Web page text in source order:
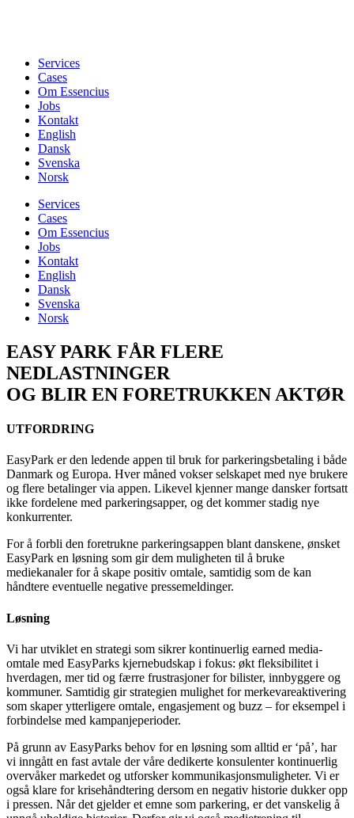
Services
Cases
Om Essencius
Jobs
Kontakt
English
Dansk
Svenska
Norsk
Services
Cases
Om Essencius
Jobs
Kontakt
English
Dansk
Svenska
Norsk
EASY PARK FÅR FLERE
NEDLASTNINGER
OG BLIR EN FORETRUKKEN AKTØR
UTFORDRING
EasyPark er den ledende appen til bruk for parkeringsbetaling i både
Danmark og Europa. Hver måned vokser selskapet med nye brukere
og flere betalinger via appen. Likevel kjenner mange dansker fortsatt
ikke fordelene med parkeringsapper, og det kommer stadig nye
konkurrenter.
For å forbli den foretrukne parkeringsappen blant danskene, ønsket
EasyPark en løsning som gir dem muligheten til å bruke
mediekanaler for å skape positiv omtale, samtidig som de kan
håndtere eventuelle negative pressemeldinger.
Løsning
Vi har utviklet en strategi som sikrer kontinuerlig earned media-
omtale med EasyParks kjernebudskap i fokus: økt fleksibilitet i
hverdagen, mer tid og færre frustrasjoner for bilister, innbyggere og
kommuner. Samtidig gir strategien mulighet for merkevareaktivering
som skaper ytterligere omtale, engasjement og buzz – for eksempel i
forbindelse med kampanjeperioder.
På grunn av EasyParks behov for en løsning som alltid er ‘på’, har
vi inngått en fast avtale der våre dedikerte konsulenter kontinuerlig
overvåker markedet og utforsker kommunikasjonsmuligheter. Vi er
også klare for krisehåndtering dersom en negativ historie dukker opp
i pressen. Når det gjelder et emne som parkering, er det vanskelig å